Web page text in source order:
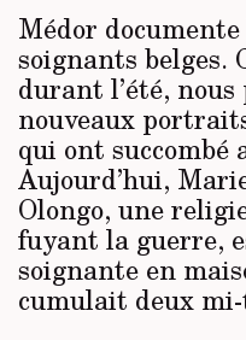
Médor
soignants belges.
durant l’été,
nouveaux
qui ont succombé
Aujourd’hui,
Olongo, une
fuyant la guerre,
soignante en
cumulait deux